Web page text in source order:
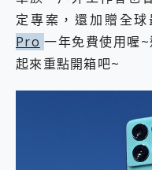
定專案，還加贈全
Pro 一年免費使用喔
起來重點開箱吧~